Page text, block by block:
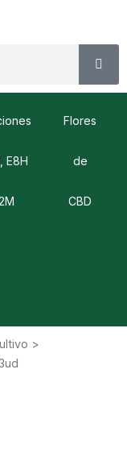
E8H
Flores
de
CBD
>